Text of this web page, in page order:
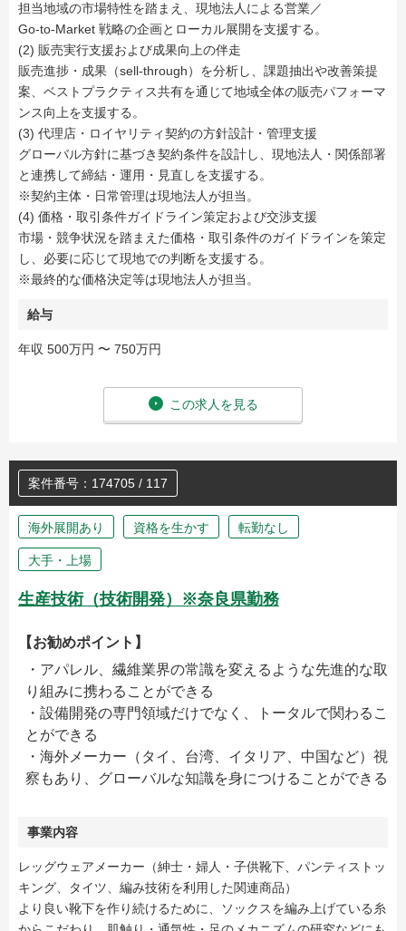
担当地域の市場特性を踏まえ、現地法人による営業／
Go‑to‑Market 戦略の企画とローカル展開を支援する。
(2) 販売実行支援および成果向上の伴走
販売進捗・成果（sell-through）を分析し、課題抽出や改善策提
案、ベストプラクティス共有を通じて地域全体の販売パフォーマ
ンス向上を支援する。
(3) 代理店・ロイヤリティ契約の方針設計・管理支援
グローバル方針に基づき契約条件を設計し、現地法人・関係部署
と連携して締結・運用・見直しを支援する。
※契約主体・日常管理は現地法人が担当。
(4) 価格・取引条件ガイドライン策定および交渉支援
市場・競争状況を踏まえた価格・取引条件のガイドラインを策定
し、必要に応じて現地での判断を支援する。
※最終的な価格決定等は現地法人が担当。
給与
年収 500万円 〜 750万円
この求人を見る
案件番号：174705 / 117
海外展開あり 資格を生かす 転勤なし
大手・上場
生産技術（技術開発）※奈良県勤務
【お勧めポイント】
・アパレル、繊維業界の常識を変えるような先進的な取
り組みに携わることができる
・設備開発の専門領域だけでなく、トータルで関わるこ
とができる
・海外メーカー（タイ、台湾、イタリア、中国など）視
察もあり、グローバルな知識を身につけることができる
事業内容
レッグウェアメーカー（紳士・婦人・子供靴下、パンティストッ
キング、タイツ、編み技術を利用した関連商品）
より良い靴下を作り続けるために、ソックスを編み上げている糸